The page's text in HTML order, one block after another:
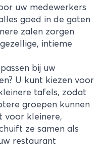
uw medewerkers
goed in de gaten
zalen zorgen
intieme
bij uw
U kunt kiezen voor
tafels, zodat
groepen kunnen
voor kleinere,
ze samen als
restaurant